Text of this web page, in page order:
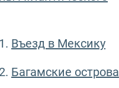
Въезд в Мексику
Багамские острова